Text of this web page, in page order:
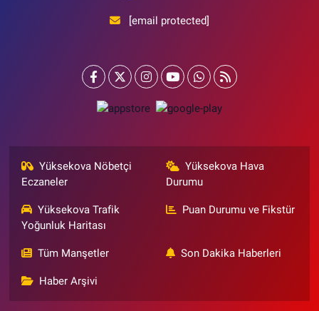
[email protected]
Yüksekova Nöbetçi
Eczaneler
Yüksekova Hava
Durumu
Yüksekova Trafik
Yoğunluk Haritası
Puan Durumu ve Fikstür
Tüm Manşetler Son Dakika Haberleri
Haber Arşivi